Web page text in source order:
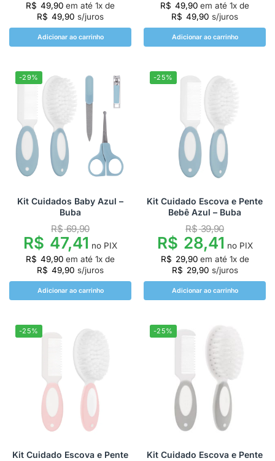
R$ 49,90 em até 1x de
R$ 49,90 s/juros
Adicionar ao carrinho
R$ 49,90 em até 1x de
R$ 49,90 s/juros
Adicionar ao carrinho
-29%
Kit Cuidados Baby Azul –
Buba
R$69,90
R$ 47,41 no PIX
R$ 49,90 em até 1x de
R$ 49,90 s/juros
Adicionar ao carrinho
-25%
Kit Cuidado Escova e Pente
Bebê Azul – Buba
R$39,90
R$ 28,41 no PIX
R$ 29,90 em até 1x de
R$ 29,90 s/juros
Adicionar ao carrinho
-25%
Kit Cuidado Escova e Pente
-25%
Kit Cuidado Escova e Pente